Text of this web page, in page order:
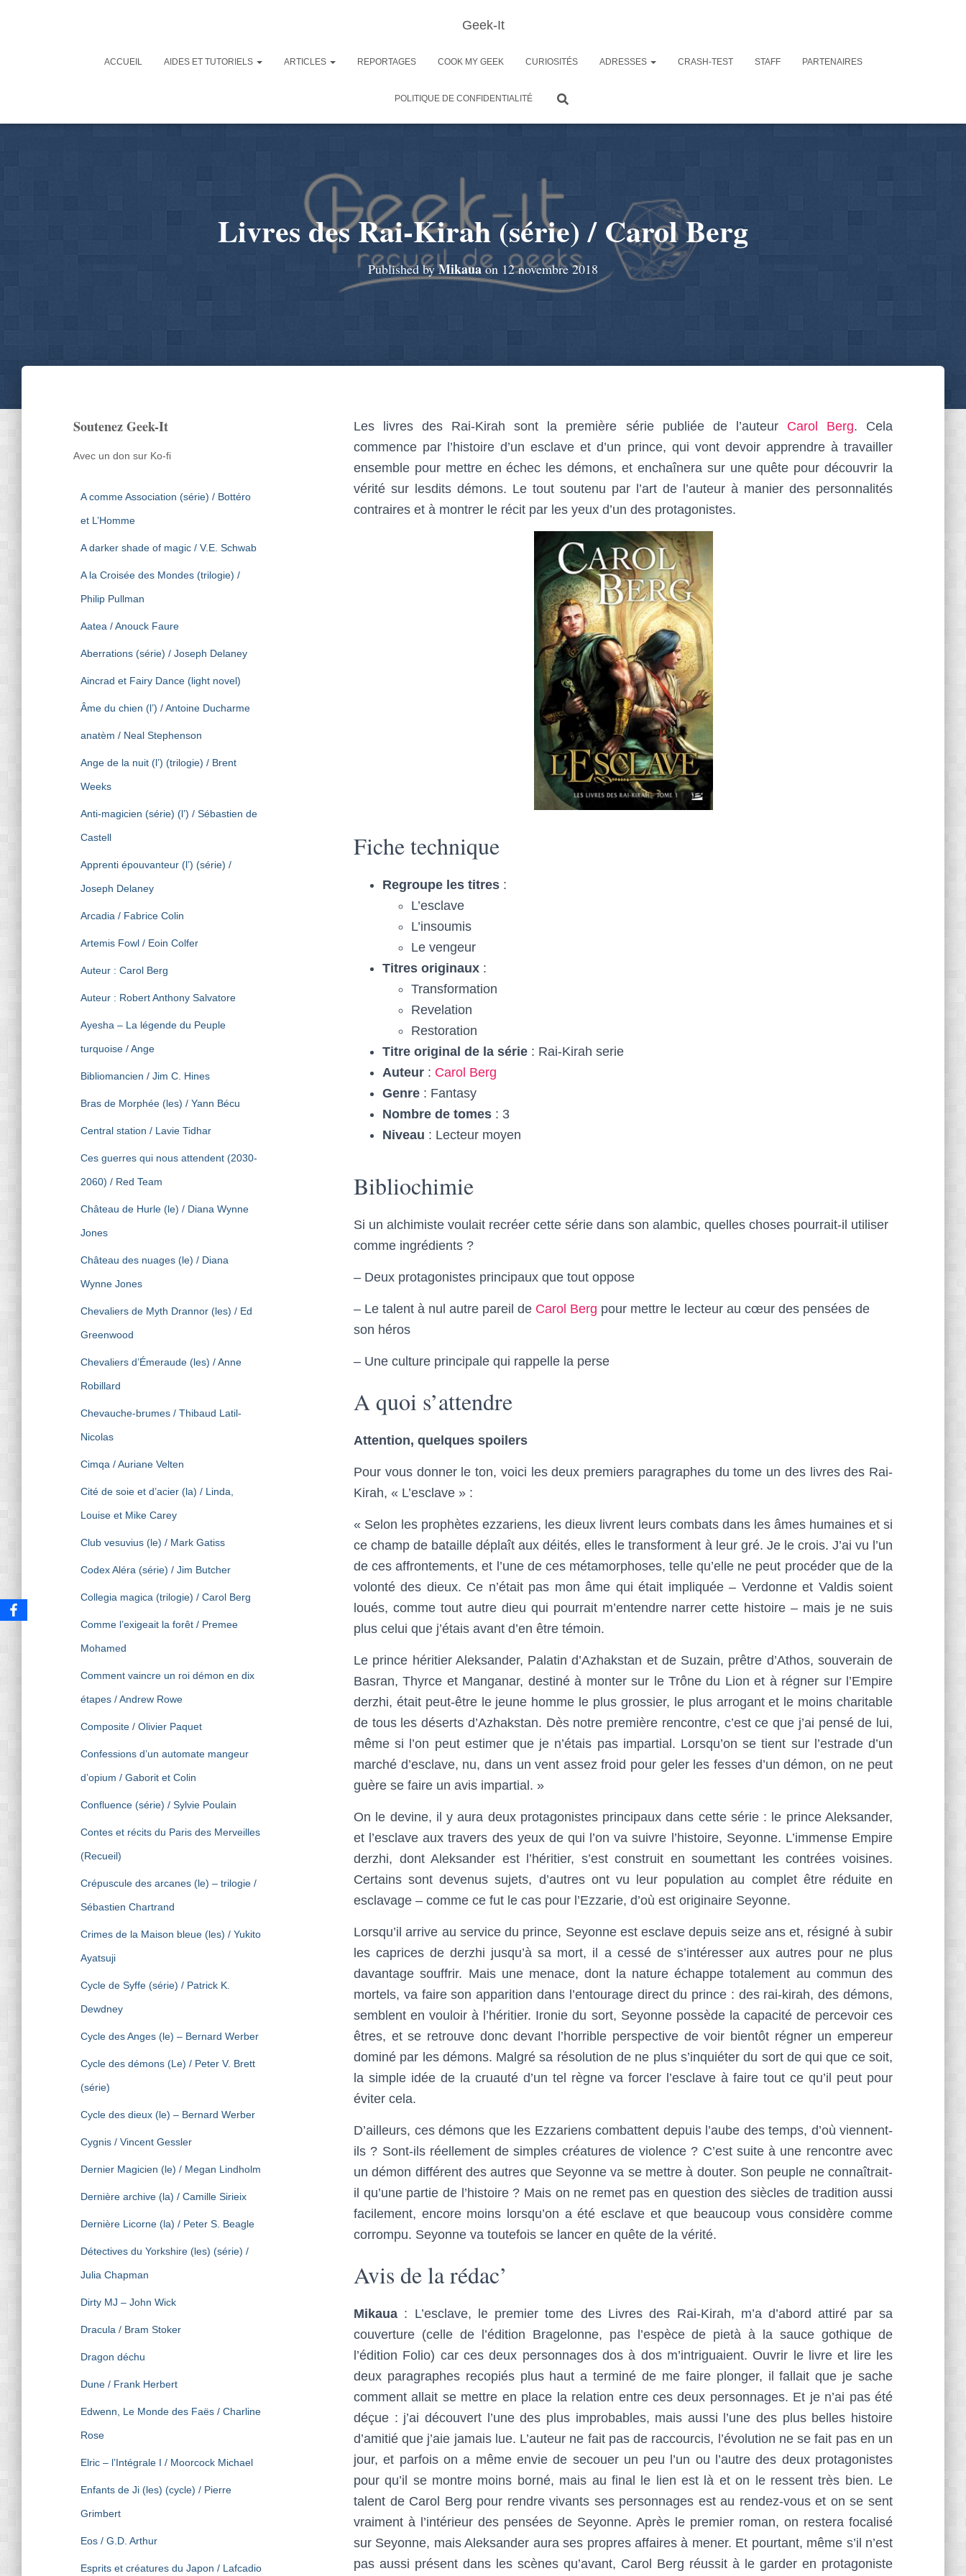
Geek-It
ACCUEIL AIDES ET TUTORIELS ARTICLES REPORTAGES COOK MY GEEK CURIOSITÉS ADRESSES CRASH-TEST STAFF PARTENAIRES
POLITIQUE DE CONFIDENTIALITÉ
Livres des Rai-Kirah (série) / Carol Berg
Published byMikauaon 12 novembre 2018
Soutenez Geek-It
Avec un don sur Ko-fi
A comme Association (série) / Bottéro
et L’Homme
A darker shade of magic / V.E. Schwab
A la Croisée des Mondes (trilogie) /
Philip Pullman
Aatea / Anouck Faure
Aberrations (série) / Joseph Delaney
Aincrad et Fairy Dance (light novel)
Âme du chien (l’) / Antoine Ducharme
anatèm / Neal Stephenson
Ange de la nuit (l’) (trilogie) / Brent
Weeks
Anti-magicien (série) (l’) / Sébastien de
Castell
Apprenti épouvanteur (l’) (série) /
Joseph Delaney
Arcadia / Fabrice Colin
Artemis Fowl / Eoin Colfer
Auteur : Carol Berg
Auteur : Robert Anthony Salvatore
Ayesha – La légende du Peuple
turquoise / Ange
Bibliomancien / Jim C. Hines
Bras de Morphée (les) / Yann Bécu
Central station / Lavie Tidhar
Ces guerres qui nous attendent (2030-
2060) / Red Team
Château de Hurle (le) / Diana Wynne
Jones
Château des nuages (le) / Diana
Wynne Jones
Chevaliers de Myth Drannor (les) / Ed
Greenwood
Chevaliers d’Émeraude (les) / Anne
Robillard
Chevauche-brumes / Thibaud Latil-
Nicolas
Cimqa / Auriane Velten
Cité de soie et d’acier (la) / Linda,
Louise et Mike Carey
Club vesuvius (le) / Mark Gatiss
Codex Aléra (série) / Jim Butcher
Collegia magica (trilogie) / Carol Berg
Comme l’exigeait la forêt / Premee
Mohamed
Comment vaincre un roi démon en dix
étapes / Andrew Rowe
Composite / Olivier Paquet
Confessions d’un automate mangeur
d’opium / Gaborit et Colin
Confluence (série) / Sylvie Poulain
Contes et récits du Paris des Merveilles
(Recueil)
Crépuscule des arcanes (le) – trilogie /
Sébastien Chartrand
Crimes de la Maison bleue (les) / Yukito
Ayatsuji
Cycle de Syffe (série) / Patrick K.
Dewdney
Cycle des Anges (le) – Bernard Werber
Cycle des démons (Le) / Peter V. Brett
(série)
Cycle des dieux (le) – Bernard Werber
Cygnis / Vincent Gessler
Dernier Magicien (le) / Megan Lindholm
Dernière archive (la) / Camille Sirieix
Dernière Licorne (la) / Peter S. Beagle
Détectives du Yorkshire (les) (série) /
Julia Chapman
Dirty MJ – John Wick
Dracula / Bram Stoker
Dragon déchu
Dune / Frank Herbert
Edwenn, Le Monde des Faës / Charline
Rose
Elric – l’Intégrale I / Moorcock Michael
Enfants de Ji (les) (cycle) / Pierre
Grimbert
Eos / G.D. Arthur
Esprits et créatures du Japon / Lafcadio
Les livres des Rai-Kirah sont la première série publiée de l’auteur Carol Berg. Cela
commence par l’histoire d’un esclave et d’un prince, qui vont devoir apprendre à travailler
ensemble pour mettre en échec les démons, et enchaînera sur une quête pour découvrir la
vérité sur lesdits démons. Le tout soutenu par l’art de l’auteur à manier des personnalités
contraires et à montrer le récit par les yeux d’un des protagonistes.
Fiche technique
Regroupe les titres :
L’esclave
L’insoumis
Le vengeur
Titres originaux :
Transformation
Revelation
Restoration
Titre original de la série : Rai-Kirah serie
Auteur : Carol Berg
Genre : Fantasy
Nombre de tomes : 3
Niveau : Lecteur moyen
Bibliochimie
Si un alchimiste voulait recréer cette série dans son alambic, quelles choses pourrait-il utiliser
comme ingrédients ?
– Deux protagonistes principaux que tout oppose
– Le talent à nul autre pareil de Carol Berg pour mettre le lecteur au cœur des pensées de
son héros
– Une culture principale qui rappelle la perse
A quoi s’attendre
Attention, quelques spoilers
Pour vous donner le ton, voici les deux premiers paragraphes du tome un des livres des Rai-
Kirah, « L’esclave » :
« Selon les prophètes ezzariens, les dieux livrent leurs combats dans les âmes humaines et si
ce champ de bataille déplaît aux déités, elles le transforment à leur gré. Je le crois. J’ai vu l’un
de ces affrontements, et l’une de ces métamorphoses, telle qu’elle ne peut procéder que de la
volonté des dieux. Ce n’était pas mon âme qui était impliquée – Verdonne et Valdis soient
loués, comme tout autre dieu qui pourrait m’entendre narrer cette histoire – mais je ne suis
plus celui que j’étais avant d’en être témoin.
Le prince héritier Aleksander, Palatin d’Azhakstan et de Suzain, prêtre d’Athos, souverain de
Basran, Thyrce et Manganar, destiné à monter sur le Trône du Lion et à régner sur l’Empire
derzhi, était peut-être le jeune homme le plus grossier, le plus arrogant et le moins charitable
de tous les déserts d’Azhakstan. Dès notre première rencontre, c’est ce que j’ai pensé de lui,
même si l’on peut estimer que je n’étais pas impartial. Lorsqu’on se tient sur l’estrade d’un
marché d’esclave, nu, dans un vent assez froid pour geler les fesses d’un démon, on ne peut
guère se faire un avis impartial. »
On le devine, il y aura deux protagonistes principaux dans cette série : le prince Aleksander,
et l’esclave aux travers des yeux de qui l’on va suivre l’histoire, Seyonne. L’immense Empire
derzhi, dont Aleksander est l’héritier, s’est construit en soumettant les contrées voisines.
Certains sont devenus sujets, d’autres ont vu leur population au complet être réduite en
esclavage – comme ce fut le cas pour l’Ezzarie, d’où est originaire Seyonne.
Lorsqu’il arrive au service du prince, Seyonne est esclave depuis seize ans et, résigné à subir
les caprices de derzhi jusqu’à sa mort, il a cessé de s’intéresser aux autres pour ne plus
davantage souffrir. Mais une menace, dont la nature échappe totalement au commun des
mortels, va faire son apparition dans l’entourage direct du prince : des rai-kirah, des démons,
semblent en vouloir à l’héritier. Ironie du sort, Seyonne possède la capacité de percevoir ces
êtres, et se retrouve donc devant l’horrible perspective de voir bientôt régner un empereur
dominé par les démons. Malgré sa résolution de ne plus s’inquiéter du sort de qui que ce soit,
la simple idée de la cruauté d’un tel règne va forcer l’esclave à faire tout ce qu’il peut pour
éviter cela.
D’ailleurs, ces démons que les Ezzariens combattent depuis l’aube des temps, d’où viennent-
ils ? Sont-ils réellement de simples créatures de violence ? C’est suite à une rencontre avec
un démon différent des autres que Seyonne va se mettre à douter. Son peuple ne connaîtrait-
il qu’une partie de l’histoire ? Mais on ne remet pas en question des siècles de tradition aussi
facilement, encore moins lorsqu’on a été esclave et que beaucoup vous considère comme
corrompu. Seyonne va toutefois se lancer en quête de la vérité.
Avis de la rédac’
Mikaua : L’esclave, le premier tome des Livres des Rai-Kirah, m’a d’abord attiré par sa
couverture (celle de l’édition Bragelonne, pas l’espèce de pietà à la sauce gothique de
l’édition Folio) car ces deux personnages dos à dos m’intriguaient. Ouvrir le livre et lire les
deux paragraphes recopiés plus haut a terminé de me faire plonger, il fallait que je sache
comment allait se mettre en place la relation entre ces deux personnages. Et je n’ai pas été
déçue : j’ai découvert l’une des plus improbables, mais aussi l’une des plus belles histoire
d’amitié que j’aie jamais lue. L’auteur ne fait pas de raccourcis, l’évolution ne se fait pas en un
jour, et parfois on a même envie de secouer un peu l’un ou l’autre des deux protagonistes
pour qu’il se montre moins borné, mais au final le lien est là et on le ressent très bien. Le
talent de Carol Berg pour rendre vivants ses personnages est au rendez-vous et on se sent
vraiment à l’intérieur des pensées de Seyonne. Après le premier roman, on restera focalisé
sur Seyonne, mais Aleksander aura ses propres affaires à mener. Et pourtant, même s’il n’est
pas aussi présent dans les scènes qu’avant, Carol Berg réussit à le garder en protagoniste